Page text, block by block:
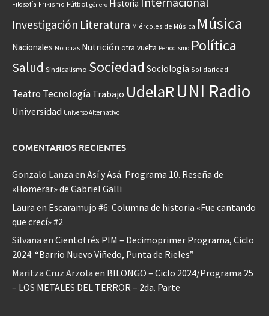
Filosofía Frikismo Fútbol género Historia
Investigación Literatura Miércoles de Música Música
Nacionales Noticias Nutrición otra vuelta Periodismo Política
Salud Sindicalismo Sociedad Sociología Solidaridad
Teatro Tecnología Trabajo UdelaRUNI Radio
Universidad Universo Alternativo
COMENTARIOS RECIENTES
Gonzalo Lanza en Así y Asá. Programa 10. Reseña de
«Homerar» de Gabriel Galli
Laura en Escaramujo #6: Columna de historia «Fue cantando
que crecí» #2
Silvana en Cientotrés PIM – Decimoprimer Programa, Ciclo
2024: “Barrio Nuevo Viñedo, Punta de Rieles”
Maritza Cruz Arzola en BILONGO – Ciclo 2024/Programa 25
– LOS METALES DEL TERROR – 2da. Parte